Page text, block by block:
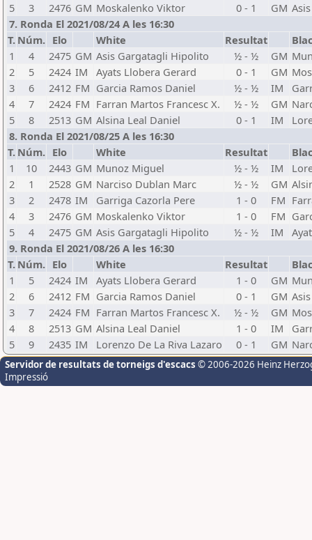
5
3 2476 GM Moskalenko Viktor 0 - 1 GM
7. Ronda El 2021/08/24 A les 16:30
T. Núm. Elo White Resultat
1
4 2475 GM Asis Gargatagli Hipolito ½ - ½ GM
2
5 2424 IM Ayats Llobera Gerard 0 - 1 GM
3
6 2412 FM Garcia Ramos Daniel ½ - ½ IM
4
7 2424 FM Farran Martos Francesc X. ½ - ½ GM
5
8 2513 GM Alsina Leal Daniel 0 - 1 IM
8. Ronda El 2021/08/25 A les 16:30
T. Núm. Elo White Resultat
1
10 2443 GM Munoz Miguel ½ - ½ IM
2
1 2528 GM Narciso Dublan Marc ½ - ½ GM
3
2 2478 IM Garriga Cazorla Pere 1 - 0 FM
4
3 2476 GM Moskalenko Viktor 1 - 0 FM
5
4 2475 GM Asis Gargatagli Hipolito ½ - ½ IM
9. Ronda El 2021/08/26 A les 16:30
T. Núm. Elo White Resultat
1
5 2424 IM Ayats Llobera Gerard 1 - 0 GM
2
6 2412 FM Garcia Ramos Daniel 0 - 1 GM
3
7 2424 FM Farran Martos Francesc X. ½ - ½ GM
4
8 2513 GM Alsina Leal Daniel 1 - 0 IM
5
9 2435 IM Lorenzo De La Riva Lazaro 0 - 1 GM
Servidor de resultats de torneigs d'escacs © 2006-2026 Heinz
Impressió